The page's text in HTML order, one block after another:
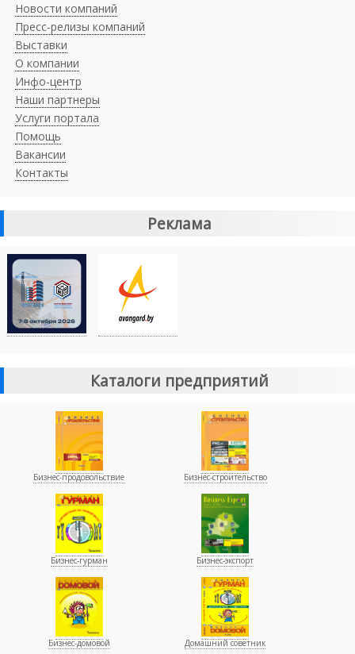
Новости компаний
Пресс-релизы компаний
Выставки
О компании
Инфо-центр
Наши партнеры
Услуги портала
Помощь
Вакансии
Контакты
Реклама
Каталоги предприятий
Бизнес-продовольствие Бизнес-строительство
Бизнес-гурман Бизнес-экспорт
Бизнес-домовой Домашний советник